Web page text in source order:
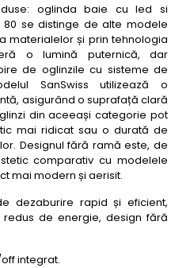
oglinda baie cu led si
80 se distinge de alte modele
materialelor și prin tehnologia
o lumină puternică, dar
de oglinzile cu sisteme de
SanSwiss utilizează o
asigurând o suprafață clară
din aceeași categorie pot
mai ridicat sau o durată de
Designul fără ramă este, de
comparativ cu modelele
mai modern și aerisit.
dezaburire rapid și eficient,
redus de energie, design fără
integrat.